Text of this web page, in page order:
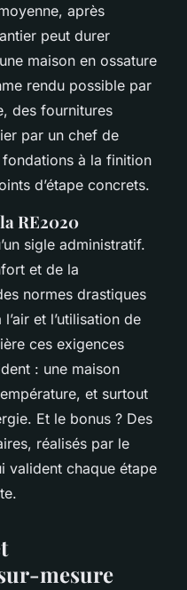
après
peut durer
maison en ossature
rendu possible par
des fournitures
par un chef de
à la finition
d’étape concrets.
RE2020
sigle administratif.
et de la
normes drastiques
et l’utilisation de
ces exigences
: une maison
et surtout
Et le bonus ? Des
réalisés par le
valident chaque étape
mesure